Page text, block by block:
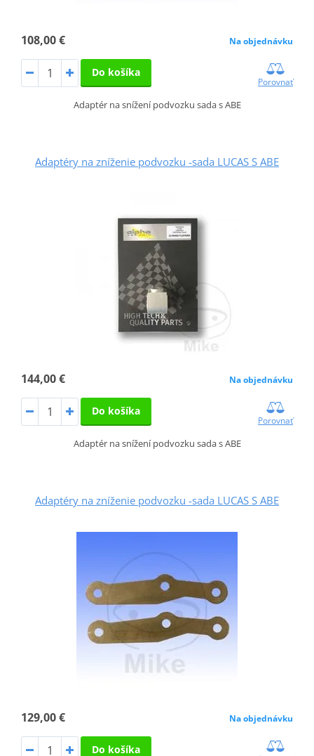
108,00 € Na objednávku
Do košíka
Porovnať
Adaptér na snížení podvozku sada s ABE
Adaptéry na zníženie podvozku -sada LUCAS S ABE
144,00 € Na objednávku
Do košíka
Porovnať
Adaptér na snížení podvozku sada s ABE
Adaptéry na zníženie podvozku -sada LUCAS S ABE
129,00 € Na objednávku
Do košíka